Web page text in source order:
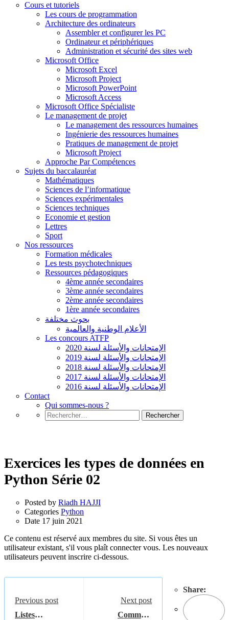
Cours et tutoriels
Les cours de programmation
Architecture des ordinateurs
Assembler et configurer les PC
Ordinateur et périphériques
Administration et sécurité des sites web
Microsoft Office
Microsoft Excel
Microsoft Project
Microsoft PowerPoint
Microsoft Access
Microsoft Office Spécialiste
Le management de projet
Le management des ressources humaines
Ingénierie des ressources humaines
Pratiques de management de projet
Microsoft Project
Approche Par Compétences
Sujets du baccalauréat
Mathématiques
Sciences de l’informatique
Sciences expérimentales
Sciences techniques
Economie et gestion
Lettres
Sport
Nos ressources
Formation médicales
Les tests psychotechniques
Ressources pédagogiques
4ème année secondaires
3ème année secondaires
2ème année secondaires
1ère année secondaires
بحوث مختلفة
الأعلام الوطنية والعالمية
Les concours ATFP
الإمتحانات والأسئلة لسنة 2020
الإمتحانات والأسئلة لسنة 2019
الإمتحانات والأسئلة لسنة 2018
الإمتحانات والأسئلة لسنة 2017
الإمتحانات والأسئلة لسنة 2016
Contact
Qui sommes-nous ?
Rechercher :
Exercices les types de données en
Python Série 02
Posted by Riadh HAJJI
Categories Python
Date 17 juin 2021
Ce contenu est réservé aux membres du site. Si vous êtes un
utilisateur existant, s'il vous plaît connecter vous. Les nouveaux
utilisateurs peuvent inscrire ci-dessous.
Share:
Previous post
Listes
Next post
Comment